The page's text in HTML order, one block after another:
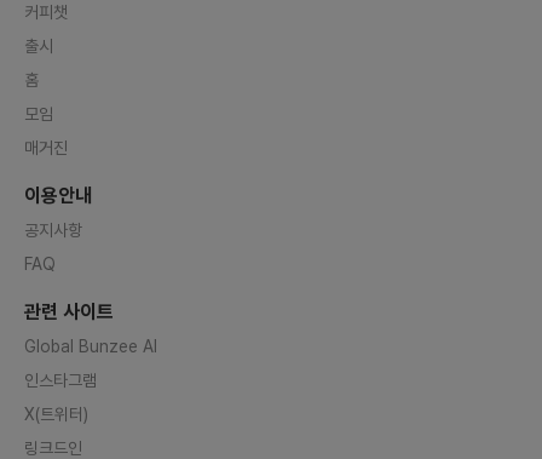
커피챗
출시
홈
모임
매거진
이용안내
공지사항
FAQ
관련 사이트
Global Bunzee AI
인스타그램
X(트위터)
링크드인